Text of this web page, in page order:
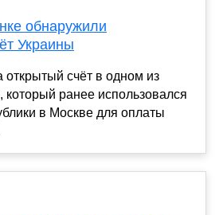
обнаружили
Украины
открытый счёт в одном из
который ранее использовался
в Москве для оплаты